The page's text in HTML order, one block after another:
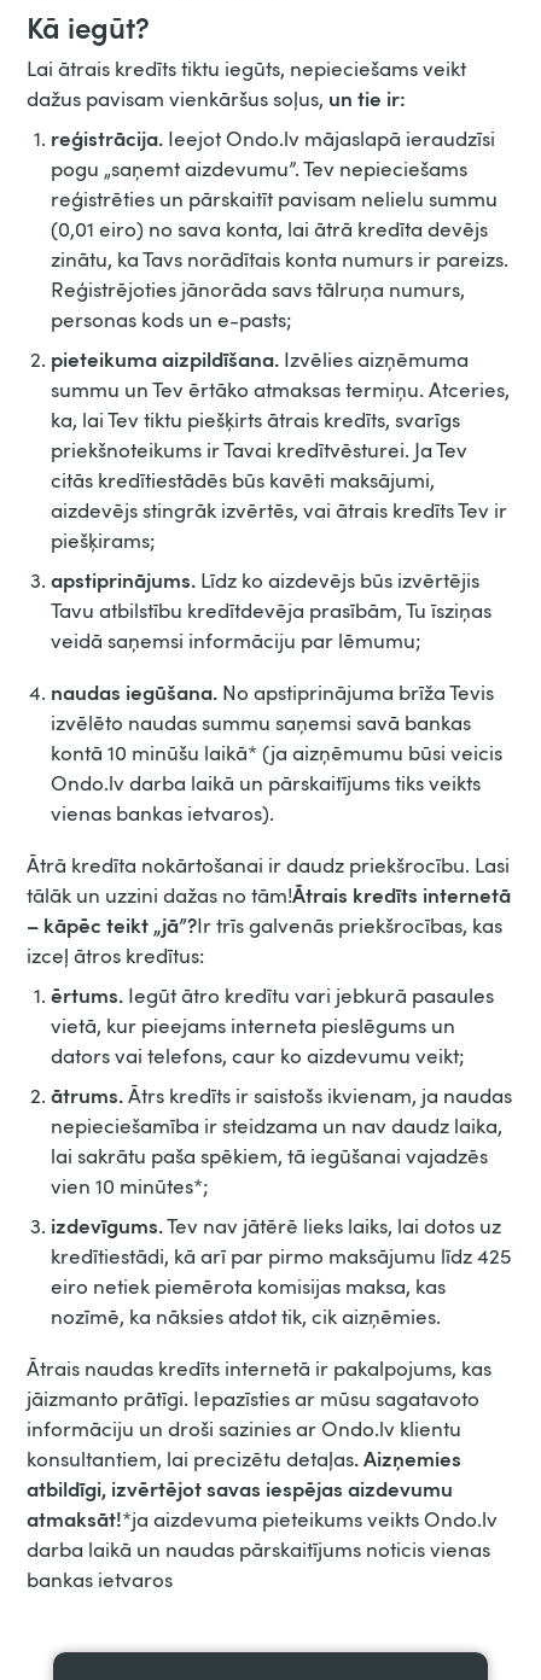
Kā iegūt?
Lai ātrais kredīts tiktu iegūts, nepieciešams veikt
dažus pavisam vienkāršus soļus, un tie ir:
reģistrācija. Ieejot Ondo.lv mājaslapā ieraudzīsi
pogu „saņemt aizdevumu”. Tev nepieciešams
reģistrēties un pārskaitīt pavisam nelielu summu
(0,01 eiro) no sava konta, lai ātrā kredīta devējs
zinātu, ka Tavs norādītais konta numurs ir pareizs.
Reģistrējoties jānorāda savs tālruņa numurs,
personas kods un e-pasts;
pieteikuma aizpildīšana. Izvēlies aizņēmuma
summu un Tev ērtāko atmaksas termiņu. Atceries,
ka, lai Tev tiktu piešķirts ātrais kredīts, svarīgs
priekšnoteikums ir Tavai kredītvēsturei. Ja Tev
citās kredītiestādēs būs kavēti maksājumi,
aizdevējs stingrāk izvērtēs, vai ātrais kredīts Tev ir
piešķirams;
apstiprinājums. Līdz ko aizdevējs būs izvērtējis
Tavu atbilstību kredītdevēja prasībām, Tu īsziņas
veidā saņemsi informāciju par lēmumu;
naudas iegūšana. No apstiprinājuma brīža Tevis
izvēlēto naudas summu saņemsi savā bankas
kontā 10 minūšu laikā* (ja aizņēmumu būsi veicis
Ondo.lv darba laikā un pārskaitījums tiks veikts
vienas bankas ietvaros).
Ātrā kredīta nokārtošanai ir daudz priekšrocību. Lasi
tālāk un uzzini dažas no tām!Ātrais kredīts internetā
– kāpēc teikt „jā”?Ir trīs galvenās priekšrocības, kas
izceļ ātros kredītus:
ērtums. Iegūt ātro kredītu vari jebkurā pasaules
vietā, kur pieejams interneta pieslēgums un
dators vai telefons, caur ko aizdevumu veikt;
ātrums.Ātrs kredīts ir saistošs ikvienam, ja naudas
nepieciešamība ir steidzama un nav daudz laika,
lai sakrātu paša spēkiem, tā iegūšanai vajadzēs
vien 10 minūtes*;
izdevīgums.Tev nav jātērē lieks laiks, lai dotos uz
kredītiestādi, kā arī par pirmo maksājumu līdz 425
eiro netiek piemērota komisijas maksa, kas
nozīmē, ka nāksies atdot tik, cik aizņēmies.
Ātrais naudas kredīts internetā ir pakalpojums, kas
jāizmanto prātīgi. Iepazīsties ar mūsu sagatavoto
informāciju un droši sazinies ar Ondo.lv klientu
konsultantiem, lai precizētu detaļas. Aizņemies
atbildīgi, izvērtējot savas iespējas aizdevumu
atmaksāt!*ja aizdevuma pieteikums veikts Ondo.lv
darba laikā un naudas pārskaitījums noticis vienas
bankas ietvaros